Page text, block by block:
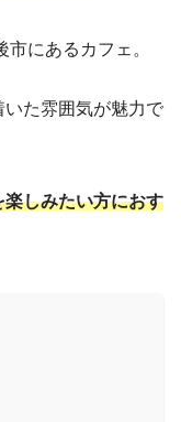
にあるカフェ。
た雰囲気が魅力で
しみたい方におす